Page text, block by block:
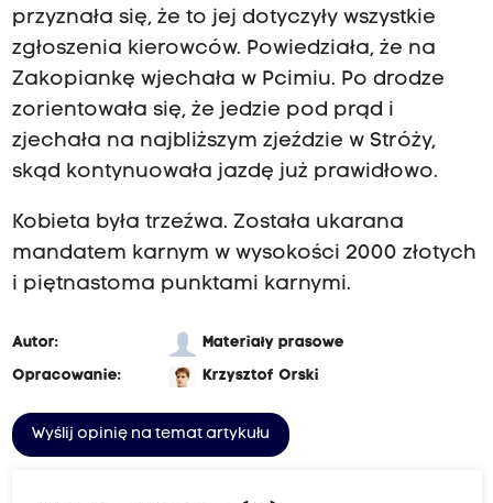
przyznała się, że to jej dotyczyły wszystkie
zgłoszenia kierowców. Powiedziała, że na
Zakopiankę wjechała w Pcimiu. Po drodze
zorientowała się, że jedzie pod prąd i
zjechała na najbliższym zjeździe w Stróży,
skąd kontynuowała jazdę już prawidłowo.
Kobieta była trzeźwa. Została ukarana
mandatem karnym w wysokości 2000 złotych
i piętnastoma punktami karnymi.
Autor:
Materiały prasowe
Opracowanie:
Krzysztof Orski
Wyślij opinię na temat artykułu